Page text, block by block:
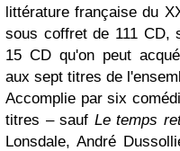
littérature française du
sous coffret de 111 CD,
15 CD qu'on peut
aux sept titres de
Accomplie par six
titres – sauf Le temps
Lonsdale, André